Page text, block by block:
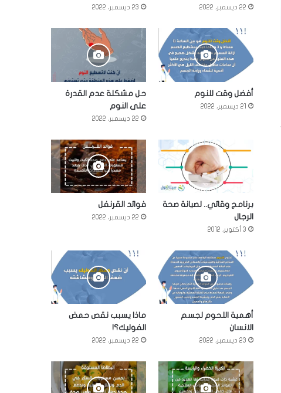
22 ديسمبر، 2022 23 ديسمبر، 2022
أفضل وقت للنوم
21 ديسمبر، 2022
حل مشكلة عدم القدرة
على النوم
22 ديسمبر، 2022
برنامج وقائي.. لصيانة صحة
الرجال
3 أكتوبر، 2012
فوائد القرنفل
22 ديسمبر، 2022
أهمية اللحوم لجسم
الانسان
23 ديسمبر، 2022
ماذا يسبب نقص حمض
الفوليك؟!
22 ديسمبر، 2022